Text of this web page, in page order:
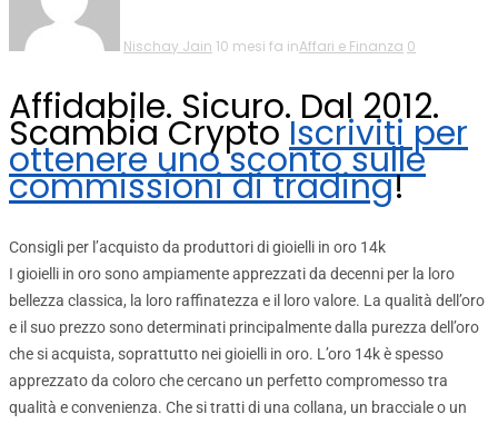
Nischay Jain 10 mesi fa inAffari e Finanza 0
Affidabile. Sicuro. Dal 2012.
Scambia CryptoIscriviti per
ottenere uno sconto sulle
commissioni di trading!
Consigli per l’acquisto da produttori di gioielli in oro 14k
I gioielli in oro sono ampiamente apprezzati da decenni per la loro
bellezza classica, la loro raffinatezza e il loro valore. La qualità dell’oro
e il suo prezzo sono determinati principalmente dalla purezza dell’oro
che si acquista, soprattutto nei gioielli in oro. L’oro 14k è spesso
apprezzato da coloro che cercano un perfetto compromesso tra
qualità e convenienza. Che si tratti di una collana, un bracciale o un